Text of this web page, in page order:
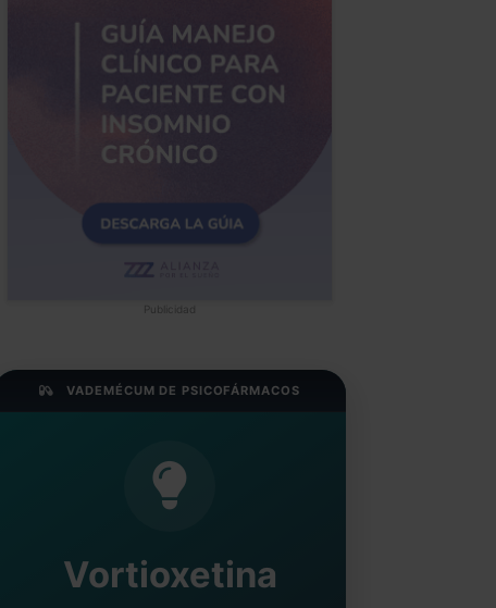
Publicidad
VADEMÉCUM DE PSICOFÁRMACOS
Vortioxetina